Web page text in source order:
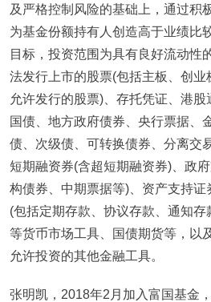
及严格控制风险的基础上，通过积
为基金份额持有人创造高于业绩比
目标，投资范围为具有良好流动性
法发行上市的股票(包括主板、创
允许发行的股票)、存托凭证、港
国债、地方政府债券、央行票据、
债、次级债、可转换债券、分离交
短期融资券(含超短期融资券)、政
构债券、中期票据等)、资产支持
(包括定期存款、协议存款、通知
等货币市场工具、国债期货等，以
允许投资的其他金融工具。
张明凯，2018年2月加入富国基金